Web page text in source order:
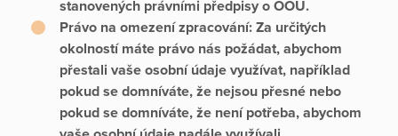
stanovených právními předpisy o OOÚ.
Právo na omezení zpracování: Za určitých
okolností máte právo nás požádat, abychom
přestali vaše osobní údaje využívat, například
pokud se domníváte, že nejsou přesné nebo
pokud se domníváte, že není potřeba, abychom